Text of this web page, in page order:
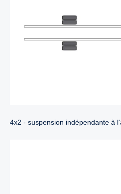
4x2 - suspension indépendante à